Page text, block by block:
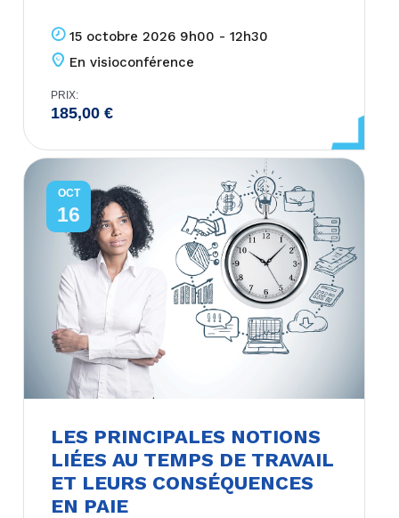
15 octobre 2026 9h00 - 12h30
En visioconférence
PRIX:
185,00€
OCT
16
LES PRINCIPALES NOTIONS
LIÉES AU TEMPS DE TRAVAIL
ET LEURS CONSÉQUENCES
EN PAIE